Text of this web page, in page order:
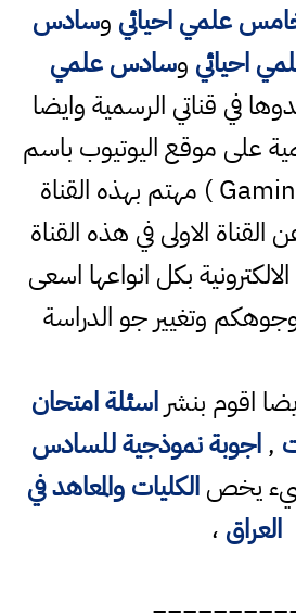
علمي احيائي وسادس
احيائي وسادس علمي
في قناتي الرسمية وايضا
على موقع اليوتيوب باسم
( احمد مهدي Gaming ) مهتم بهذه القناة
الاولى في هذه القناة
بكل انواعها اسعى
وتغيير جو الدراسة
اقوم بنشراسئلة امتحان
,اجوبة نموذجية للسادس
يخصالكليات والمعاهد في
العراق ،